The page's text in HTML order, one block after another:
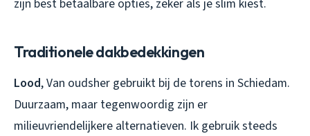
zijn best betaalbare opties, zeker als je slim kiest.
Traditionele dakbedekkingen
Lood, Van oudsher gebruikt bij de torens in Schiedam.
Duurzaam, maar tegenwoordig zijn er
milieuvriendelijkere alternatieven. Ik gebruik steeds